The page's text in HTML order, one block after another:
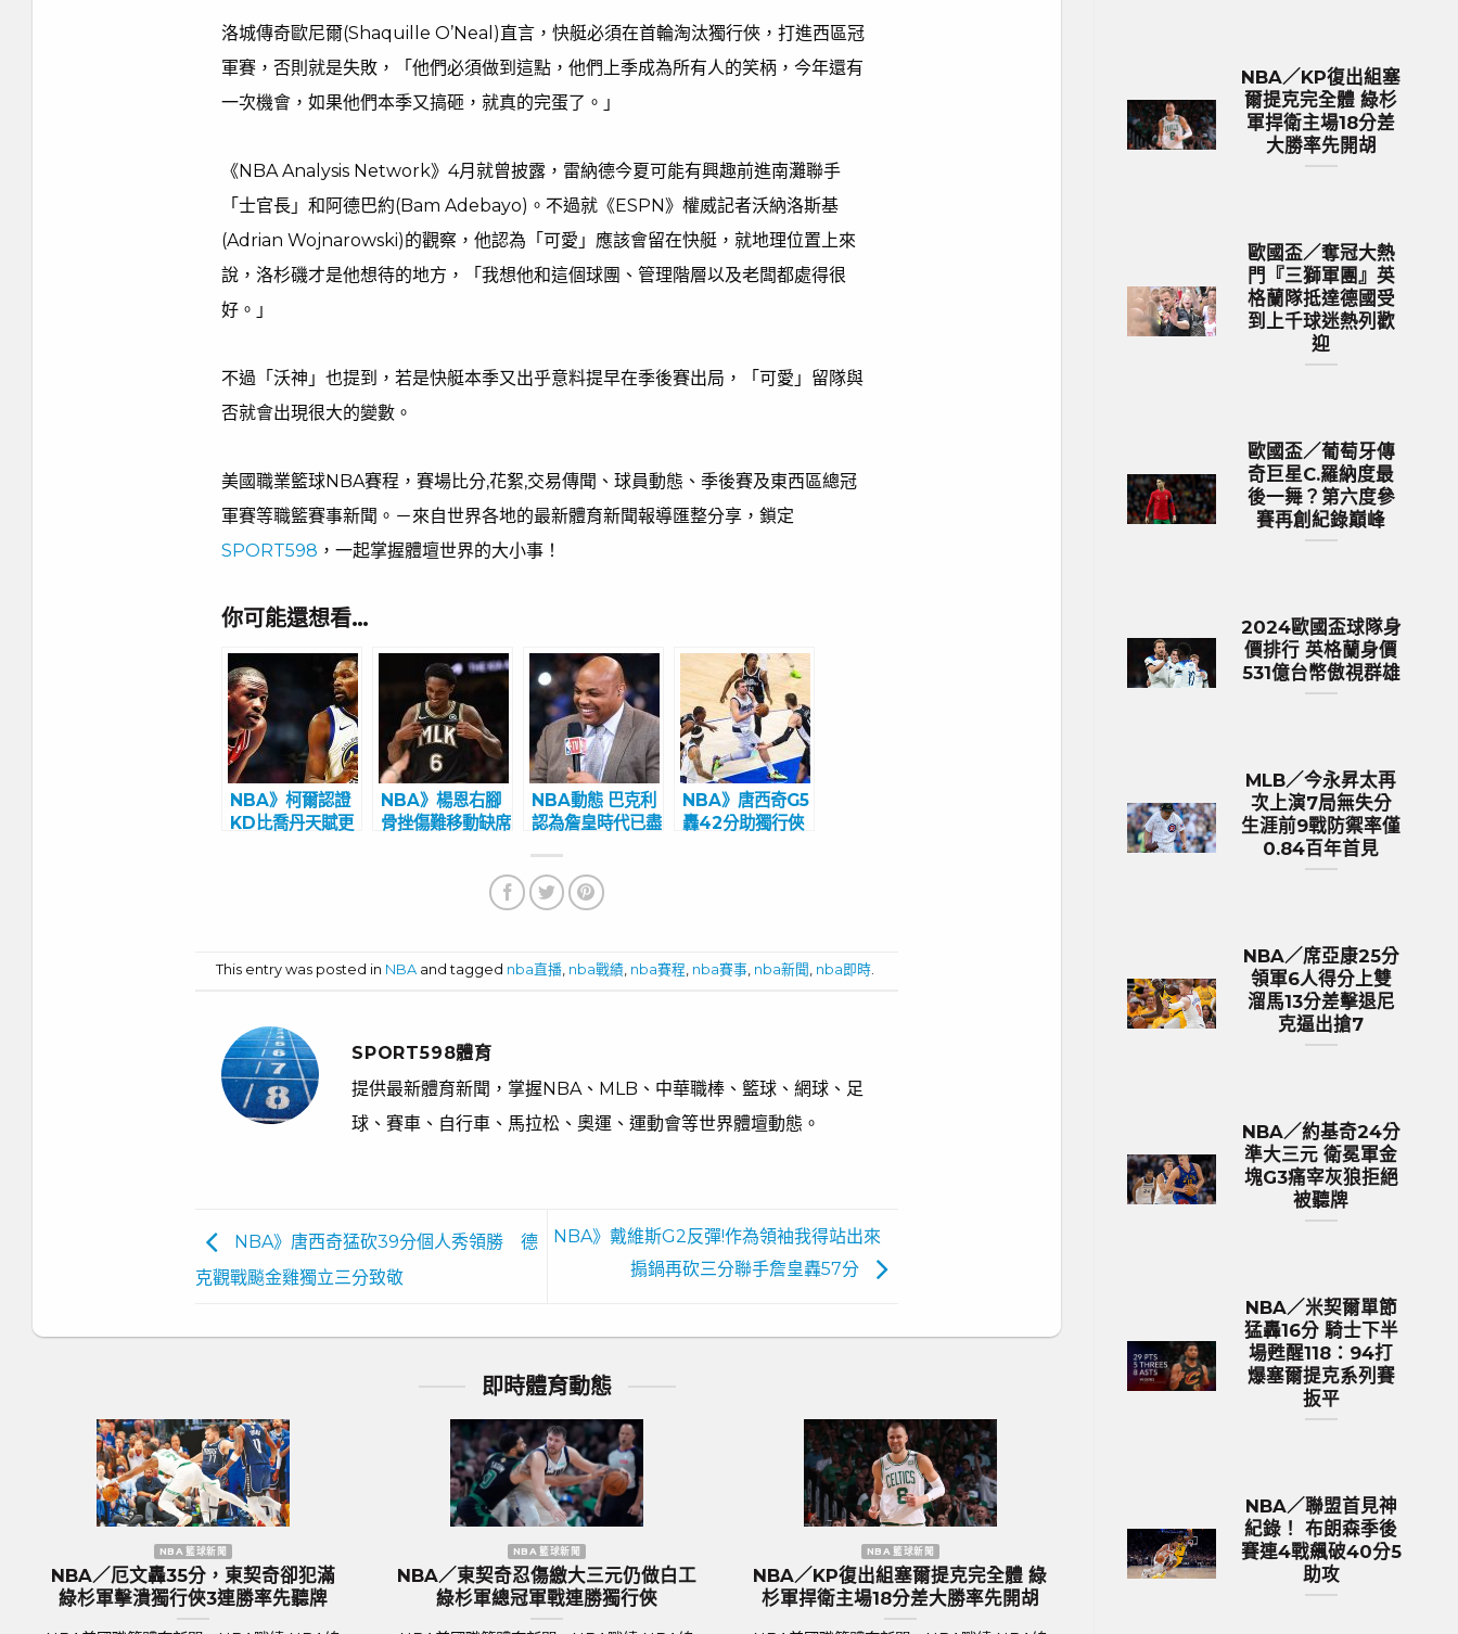
洛城傳奇歐尼爾(Shaquille O’Neal)直言，快艇必須在首輪淘汰獨行俠，打進西區冠
軍賽，否則就是失敗，「他們必須做到這點，他們上季成為所有人的笑柄，今年還有
一次機會，如果他們本季又搞砸，就真的完蛋了。」
《NBA Analysis Network》4月就曾披露，雷納德今夏可能有興趣前進南灘聯手
「士官長」和阿德巴約(Bam Adebayo)。不過就《ESPN》權威記者沃納洛斯基
(Adrian Wojnarowski)的觀察，他認為「可愛」應該會留在快艇，就地理位置上來
說，洛杉磯才是他想待的地方，「我想他和這個球團、管理階層以及老闆都處得很
好。」
不過「沃神」也提到，若是快艇本季又出乎意料提早在季後賽出局，「可愛」留隊與
否就會出現很大的變數。
美國職業籃球NBA賽程，賽場比分,花絮,交易傳聞、球員動態、季後賽及東西區總冠
軍賽等職籃賽事新聞。－來自世界各地的最新體育新聞報導匯整分享，鎖定
SPORT598 ，一起掌握體壇世界的大小事！
你可能還想看…
NBA》柯爾認證
KD比喬丹天賦更
NBA》楊恩右腳
骨挫傷難移動缺席
NBA動態 巴克利
認為詹皇時代已盡
NBA》唐西奇G5
轟42分助獨行俠
This entry was posted in NBA and tagged nba直播 nba戰績 nba賽程 nba賽事 nba新聞 nba即時
SPORT598體育
提供最新體育新聞，掌握NBA、MLB、中華職棒、籃球、網球、足
球、賽車、自行車、馬拉松、奧運、運動會等世界體壇動態。
NBA》唐西奇猛砍39分個人秀領勝 德
克觀戰飈金雞獨立三分致敬
NBA》戴維斯G2反彈!作為領袖我得站出來
搧鍋再砍三分聯手詹皇轟57分
即時體育動態
白工
NBA／KP復出組塞爾提克完全體 綠
杉軍捍衛主場18分差大勝率先開胡
歐洲國家盃 足球新聞
歐國盃／奪冠大熱門『三獅軍團』英
格蘭隊抵達德國受到上千球迷熱列歡
歐洲國家盃 足球新聞
歐國盃／葡萄牙傳奇巨星C.羅納度最
後一舞？第六度參賽再創紀錄巔峰
歐洲國家盃 足球新聞
2024歐國盃球隊身價排行 英格蘭
價531億台幣傲視群雄
NBA／KP復出組塞
爾提克完全體 綠杉
軍捍衛主場18分差
大勝率先開胡
歐國盃／奪冠大熱
門『三獅軍團』英
格蘭隊抵達德國受
到上千球迷熱列歡
迎
歐國盃／葡萄牙傳
奇巨星C.羅納度最
後一舞？第六度參
賽再創紀錄巔峰
2024歐國盃球隊身
價排行 英格蘭身價
531億台幣傲視群雄
MLB／今永昇太再
次上演7局無失分
生涯前9戰防禦率僅
0.84百年首見
NBA／席亞康25分
領軍6人得分上雙
溜馬13分差擊退尼
克逼出搶7
NBA／約基奇24分
準大三元 衛冕軍金
塊G3痛宰灰狼拒絕
被聽牌
NBA／米契爾單節
猛轟16分 騎士下半
場甦醒118：94打
爆塞爾提克系列賽
扳平
NBA／聯盟首見神
紀錄！ 布朗森季後
賽連4戰飆破40分5
助攻